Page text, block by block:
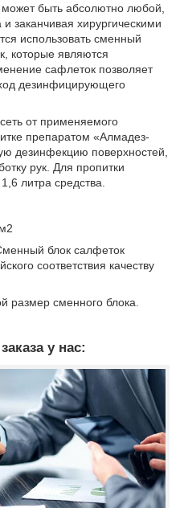
быть абсолютно любой,
заканчивая хирургическими
использовать сменный
которые являются
сафлеток позволяет
дезинфицирующего
от применяемого
препаратом «Алмадез-
дезинфекцию поверхностей,
рук. Для пропитки
литра средства.
2
блок салфеток
соответствия качеству
размер сменного блока.
у нас: